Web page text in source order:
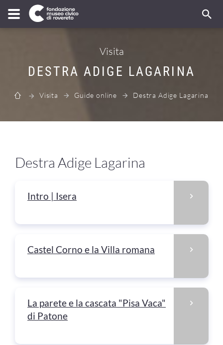
Visita
DESTRA ADIGE LAGARINA
Visita Guide online Destra Adige Lagarina
Destra Adige Lagarina
Intro | Isera
Castel Corno e la Villa romana
La parete e la cascata "Pisa Vaca"
di Patone